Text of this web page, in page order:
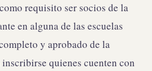
requisito ser socios de la
en alguna de las escuelas
y aprobado de la
quienes cuenten con